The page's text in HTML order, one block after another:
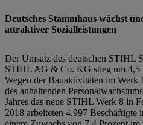
Deutsches Stammhaus wächst
attraktiver Sozialleistungen
Der Umsatz des deutschen STIHL
STIHL AG & Co. KG stieg um 4,5
Wegen der Bauaktivitäten im Werk
des anhaltenden
Jahres das neue STIHL Werk 8 in
2018 arbeiteten 4.997 Beschäftigte